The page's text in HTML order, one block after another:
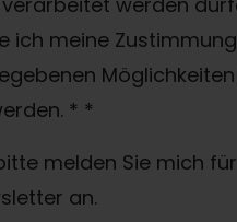
ich meine
* *
melden Sie mich
an.